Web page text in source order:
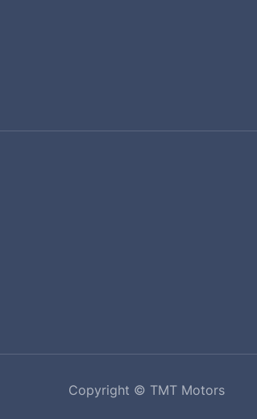
Copyright © TMT Motors